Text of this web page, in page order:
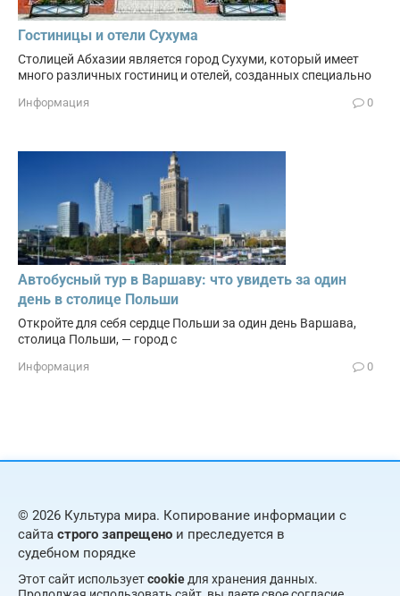
Гостиницы и отели Сухума
Столицей Абхазии является город Сухуми, который имеет
много различных гостиниц и отелей, созданных специально
Информация 0
Автобусный тур в Варшаву: что увидеть за один
день в столице Польши
Откройте для себя сердце Польши за один день Варшава,
столица Польши, — город с
Информация 0
© 2026 Культура мира. Копирование информации с
сайта строго запрещено и преследуется в
судебном порядке
Этот сайт используетcookie для хранения данных.